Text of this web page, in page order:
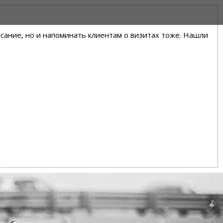
но и напоминать клиентам о визитах тоже. Нашли